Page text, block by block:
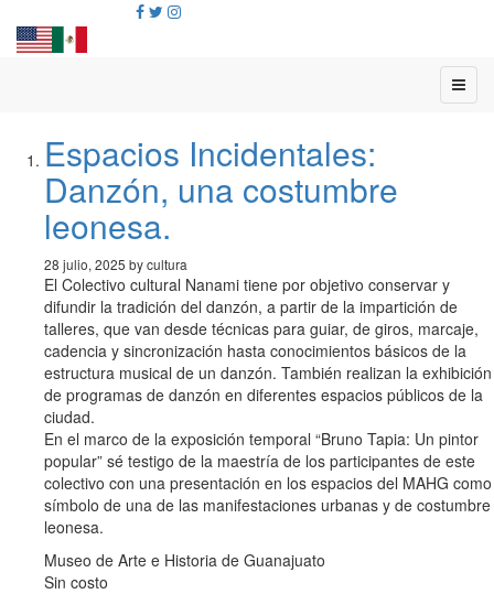
Espacios Incidentales:
Danzón, una costumbre
leonesa.
28 julio, 2025 by cultura
El Colectivo cultural Nanami tiene por objetivo conservar y
difundir la tradición del danzón, a partir de la impartición de
talleres, que van desde técnicas para guiar, de giros, marcaje,
cadencia y sincronización hasta conocimientos básicos de la
estructura musical de un danzón. También realizan la exhibición
de programas de danzón en diferentes espacios públicos de la
ciudad.
En el marco de la exposición temporal “Bruno Tapia: Un pintor
popular” sé testigo de la maestría de los participantes de este
colectivo con una presentación en los espacios del MAHG como
símbolo de una de las manifestaciones urbanas y de costumbre
leonesa.
Museo de Arte e Historia de Guanajuato
Sin costo